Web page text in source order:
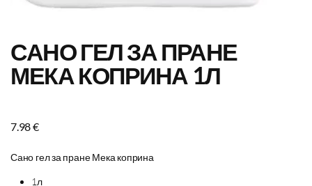
САНО ГЕЛ ЗА ПРАНЕ
МЕКА КОПРИНА 1Л
7.98€
Сано гел за пране Мека коприна
1л